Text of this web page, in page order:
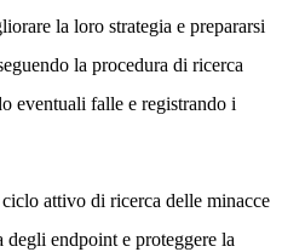
la loro strategia e prepararsi
la procedura di ricerca
eventuali falle e registrando i
attivo di ricerca delle minacce
endpoint e proteggere la